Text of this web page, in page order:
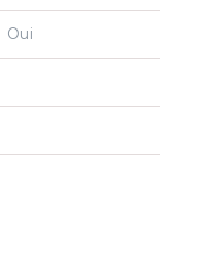
Oui